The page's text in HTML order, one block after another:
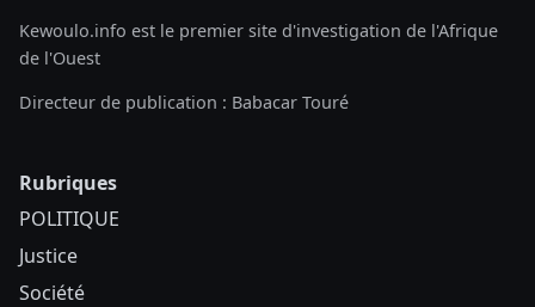
Kewoulo.info est le premier site d'investigation de l'Afrique
de l'Ouest
Directeur de publication : Babacar Touré
Rubriques
POLITIQUE
Justice
Société